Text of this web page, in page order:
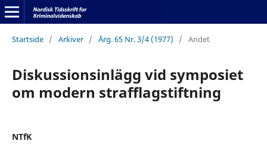
Startside / Arkiver / Årg. 65 Nr. 3/4 (1977) / Andet
Diskussionsinlägg vid symposiet
om modern strafflagstiftning
NTfK